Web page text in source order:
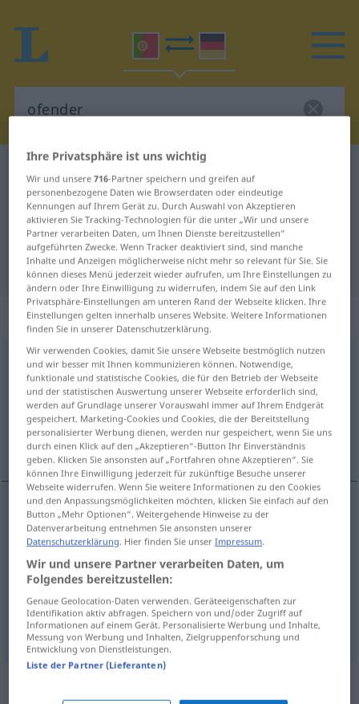
Portugiesisch-Deutsch
Übersetzung für "ofender"
"ofender" Deutsch Übersetzung
„ofender“
ofender [ofẽˈder]
Übersicht aller Übersetzungen
(Für mehr Details die Übersetzung anklicken/antippen)
beleidigen, verletzen, schädigen
beleidigen ofender
verletzen ofender
schädigen ofendernome
Ihre Privatsphäre ist uns wichtig
Wir und unsere716-Partner speichern und greifen auf
personenbezogene Daten wie Browserdaten oder eindeutige
Kennungen auf Ihrem Gerät zu. Durch Auswahl von Akzeptieren
aktivieren Sie Tracking-Technologien für die unter „Wir und unsere
Partner verarbeiten Daten, um Ihnen Dienste bereitzustellen“
aufgeführten Zwecke. Wenn Tracker deaktiviert sind, sind manche
Inhalte und Anzeigen möglicherweise nicht mehr so relevant für Sie. Sie
können dieses Menü jederzeit wieder aufrufen, um Ihre Einstellungen zu
ändern oder Ihre Einwilligung zu widerrufen, indem Sie auf den Link
Privatsphäre-Einstellungen am unteren Rand der Webseite klicken. Ihre
Einstellungen gelten innerhalb unseres Website. Weitere Informationen
finden Sie in unserer Datenschutzerklärung.
Wir verwenden Cookies, damit Sie unsere Webseite bestmöglich nutzen
und wir besser mit Ihnen kommunizieren können. Notwendige,
funktionale und statistische Cookies, die für den Betrieb der Webseite
und der statistischen Auswertung unserer Webseite erforderlich sind,
werden auf Grundlage unserer Vorauswahl immer auf Ihrem Endgerät
gespeichert. Marketing-Cookies und Cookies, die der Bereitstellung
personalisierter Werbung dienen, werden nur gespeichert, wenn Sie uns
durch einen Klick auf den „Akzeptieren“-Button Ihr Einverständnis
geben. Klicken Sie ansonsten auf „Fortfahren ohne Akzeptieren“. Sie
können Ihre Einwilligung jederzeit für zukünftige Besuche unserer
Webseite widerrufen. Wenn Sie weitere Informationen zu den Cookies
und den Anpassungsmöglichkeiten möchten, klicken Sie einfach auf den
Button „Mehr Optionen“. Weitergehende Hinweise zu der
Datenverarbeitung entnehmen Sie ansonsten unserer
Datenschutzerklärung. Hier finden Sie unserImpressum.
Wir und unsere Partner verarbeiten Daten, um
Folgendes bereitzustellen:
Genaue Geolocation-Daten verwenden. Geräteeigenschaften zur
Identifikation aktiv abfragen. Speichern von und/oder Zugriff auf
Informationen auf einem Gerät. Personalisierte Werbung und Inhalte,
Messung von Werbung und Inhalten, Zielgruppenforschung und
Entwicklung von Dienstleistungen.
Liste der Partner (Lieferanten)